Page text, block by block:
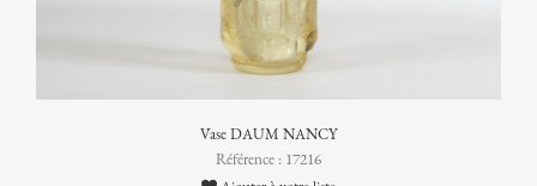
Vase DAUM NANCY
Référence : 17216